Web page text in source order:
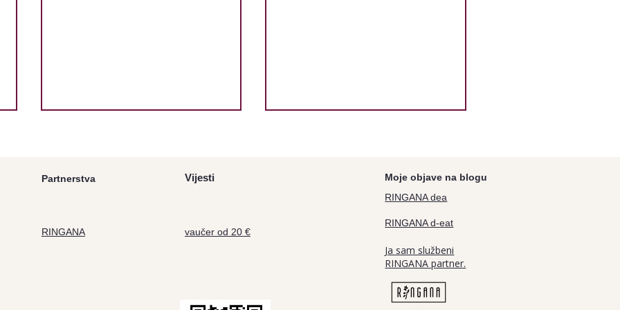
RINGANA protect:
Iskustvo i 20€ popusta
Partnerstva
RINGANA
Vijesti
vaučer od 20 €
Moje objave na blogu
RINGANA dea
RINGANA d-eat
Ja sam službeni
RINGANA partner.